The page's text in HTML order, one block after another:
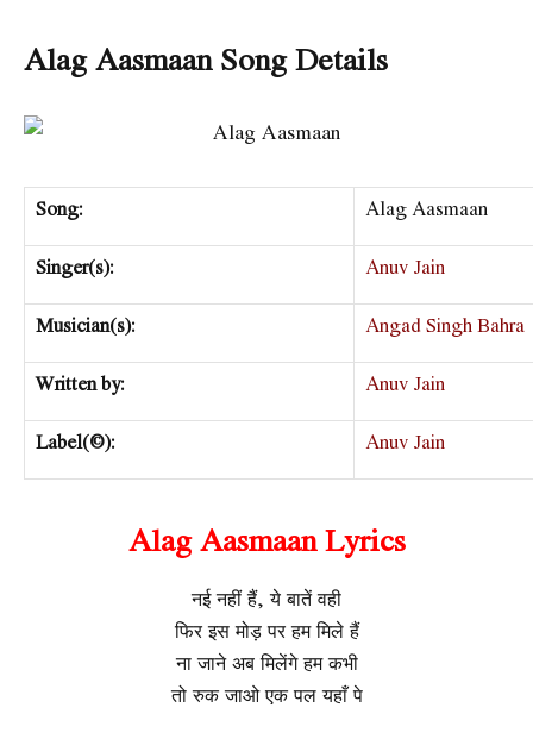
Alag Aasmaan Song Details
Song: Alag Aasmaan
Singer(s): Anuv Jain
Musician(s): Angad Singh Bahra
Written by: Anuv Jain
Label(©): Anuv Jain
Alag Aasmaan Lyrics
नई नहीं हैं, ये बातें वही
फिर इस मोड़ पर हम मिले हैं
ना जाने अब मिलेंगे हम कभी
तो रुक जाओ एक पल यहाँ पे